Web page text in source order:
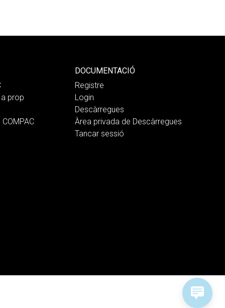
a prop
DOCUMENTACIÓ
Registre
Login
Descàrregues
Àrea privada de Descàrregues
Tancar sessió